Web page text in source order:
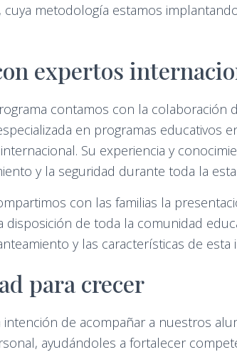
metodología estamos
expertos
contamos con la colaboración
en programas educativos
Su experiencia y
y la seguridad durante toda la
con las familias la
de toda la comunidad
y las características de esta
para crecer
intención de acompañar a nuestros
ayudándoles a fortalecer